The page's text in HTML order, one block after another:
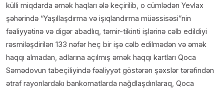
külli miqdarda əmək haqları ələ keçirilib, o cümlədən Yevlax
şəhərində “Yaşıllaşdırma və işıqlandırma müəssisəsi”nin
fəaliyyətinə və digər abadlıq, təmir-tikinti işlərinə cəlb edildiyi
rəsmiləşdirilən 133 nəfər heç bir işə cəlb edilmədən və əmək
haqqı almadan, adlarına açılmış əmək haqqı kartları Qoca
Səmədovun tabeçiliyində fəaliyyət göstərən şəxslər tərəfindən
ətraf rayonlardakı bankomatlarda nağdlaşdırılaraq, Qoca